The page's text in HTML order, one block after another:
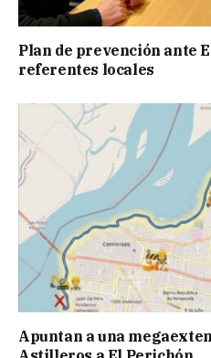
Plan de prevención ante
referentes locales
Apuntan a una